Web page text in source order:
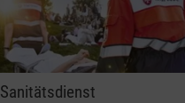
Sanitätsdienst